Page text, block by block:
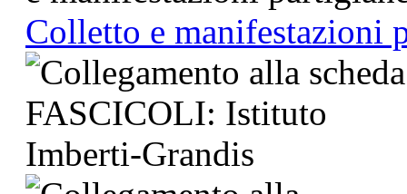
Colletto e manifestazioni